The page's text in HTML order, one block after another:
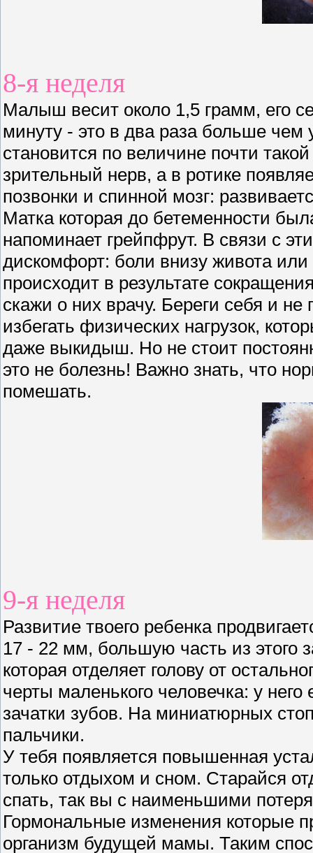
8-я неделя
Малыш весит около 1,5 грамм, его
минуту - это в два раза больше чем
становится по величине почти
зрительный нерв, а в ротике
позвонки и спинной мозг:
Матка которая до бетеменности
напоминает грейпфрут. В связи с
дискомфорт: боли внизу живота
происходит в результате
скажи о них врачу. Береги себя и
избегать физических нагрузок,
даже выкидыш. Но не стоит
это не болезнь! Важно знать, что
помешать.
9-я неделя
Развитие твоего ребенка
17 - 22 мм, большую часть из этого
которая отделяет голову от
черты маленького человечка: у
зачатки зубов. На миниатюрных
пальчики.
У тебя появляется повышенная
только отдыхом и сном. Старайся
спать, так вы с наименьшими
Гормональные изменения которые
организм будущей мамы. Таким